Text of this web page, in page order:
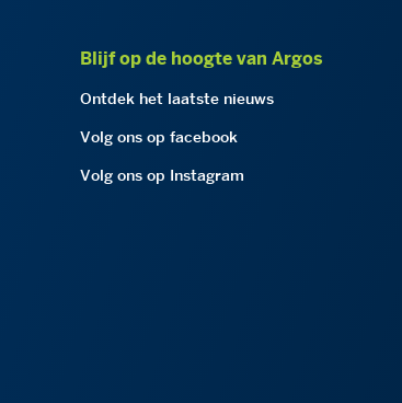
Blijf op de hoogte van Argos
Ontdek het laatste nieuws
Volg ons op facebook
Volg ons op Instagram